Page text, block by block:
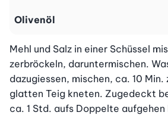
Olivenöl
Mehl und Salz in einer Schüssel
zerbröckeln, daruntermischen.
dazugiessen, mischen, ca. 10
glatten Teig kneten. Zugedeckt
ca. 1 Std. aufs Doppelte aufgehen